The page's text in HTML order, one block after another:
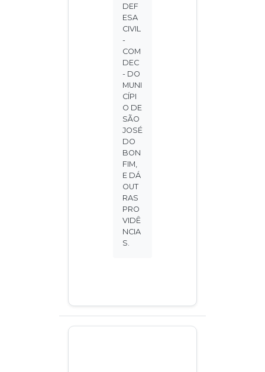
DEF
ESA
CIVIL
-
COM
DEC
- DO
MUNI
CÍPI
O DE
SÃO
JOSÉ
DO
BON
FIM,
E DÁ
OUT
RAS
PRO
VIDÊ
NCIA
S.